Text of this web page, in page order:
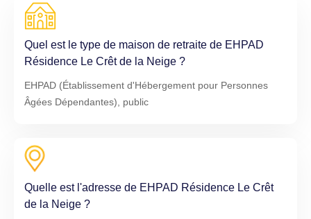
Quel est le type de maison de retraite de EHPAD
Résidence Le Crêt de la Neige ?
EHPAD (Établissement d'Hébergement pour Personnes
Âgées Dépendantes), public
Quelle est l'adresse de EHPAD Résidence Le Crêt
de la Neige ?